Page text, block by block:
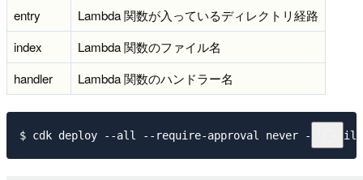
entry
Lambda 関数が入っているディレクトリ経路
index
Lambda 関数のファイル名
handler
Lambda 関数のハンドラー名